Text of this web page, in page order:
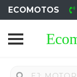
ECOMOTOS
Home